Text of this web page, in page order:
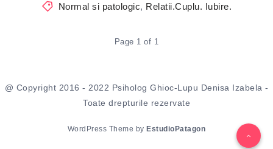
Normal si patologic, Relatii.Cuplu. Iubire.
Page 1 of 1
@ Copyright 2016 - 2022 Psiholog Ghioc-Lupu Denisa Izabela -
Toate drepturile rezervate
WordPress Theme byEstudioPatagon